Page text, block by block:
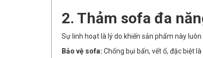
2. Thảm sofa đa
Sự linh hoạt là lý do khiến sản phẩm này
Bảo vệ sofa: Chống bụi bẩn, vết ố, đặc biệt